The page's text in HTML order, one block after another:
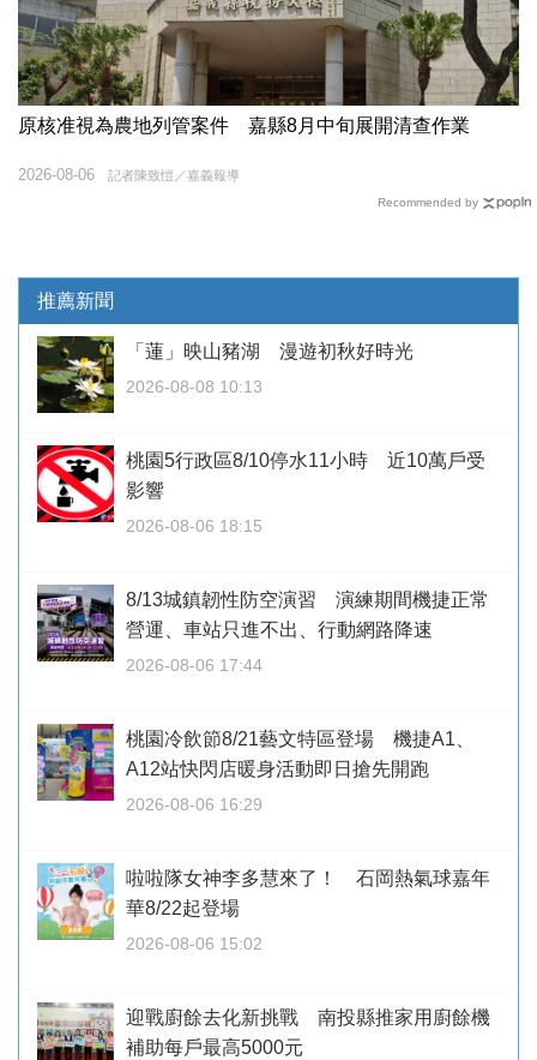
原核准視為農地列管案件 嘉縣8月中旬展開清查作業
記者陳致愷／嘉義報導
2026-08-06
Recommended by
推薦新聞
「蓮」映山豬湖 漫遊初秋好時光
2026-08-08 10:13
桃園5行政區8/10停水11小時 近10萬戶受
影響
2026-08-06 18:15
8/13城鎮韌性防空演習 演練期間機捷正常
營運、車站只進不出、行動網路降速
2026-08-06 17:44
桃園冷飲節8/21藝文特區登場 機捷A1、
A12站快閃店暖身活動即日搶先開跑
2026-08-06 16:29
啦啦隊女神李多慧來了！ 石岡熱氣球嘉年
華8/22起登場
2026-08-06 15:02
迎戰廚餘去化新挑戰 南投縣推家用廚餘機
補助每戶最高5000元